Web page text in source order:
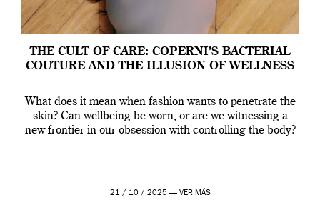
THE CULT OF CARE: COPERNI’S BACTERIAL
COUTURE AND THE ILLUSION OF WELLNESS
What does it mean when fashion wants to penetrate the
skin? Can wellbeing be worn, or are we witnessing a
new frontier in our obsession with controlling the body?
21 / 10 / 2025 — VER MÁS